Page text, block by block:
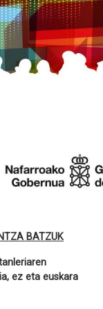
BATZUK
ez eta euskara